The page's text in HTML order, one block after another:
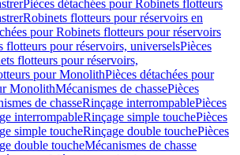
Pièces détachées pour Robinets flotteurs
Robinets flotteurs pour réservoirs en
pour Robinets flotteurs pour réservoirs
flotteurs pour réservoirs, universelsPièces
flotteurs pour réservoirs,
pour MonolithPièces détachées pour
MonolithMécanismes de chassePièces
de chasseRinçage interrompablePièces
interrompableRinçage simple touchePièces
simple toucheRinçage double touchePièces
double toucheMécanismes de chasse